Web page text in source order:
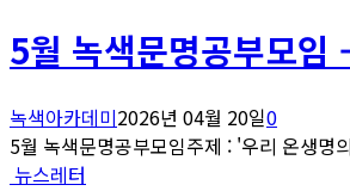
5월 녹색문명공부모임
녹색아카데미2026년 04월 20일0
5월 녹색문명공부모임주제 : '우리 온생명
뉴스레터